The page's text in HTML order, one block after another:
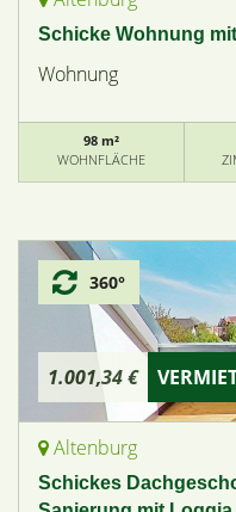
Schicke Wohnung
Wohnung
98 m²
WOHNFLÄCHE
1.001,34 €
360°
Altenburg
Schickes